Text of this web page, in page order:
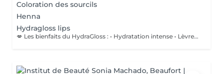
Coloration des sourcils
Henna
Hydragloss lips
💋 Les bienfaits du HydraGloss : • Hydratation intense • Lèvres plus douces et plus lisses • Réduction des petites ridules • Amélioration de la texture et de l'élasticité • Effet repulpé naturel, sans injections • Des lèvres éclatantes, confortables et parfaitement nourries Ce soin est idéal pour les lèvres sèches, déshydratées ou fragilisées, et peut être réalisé tout au long de l'année.